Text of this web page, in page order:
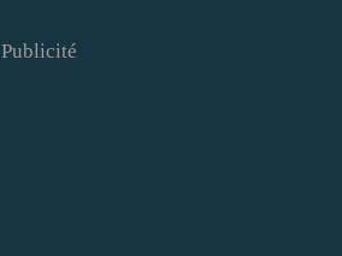
Publicité